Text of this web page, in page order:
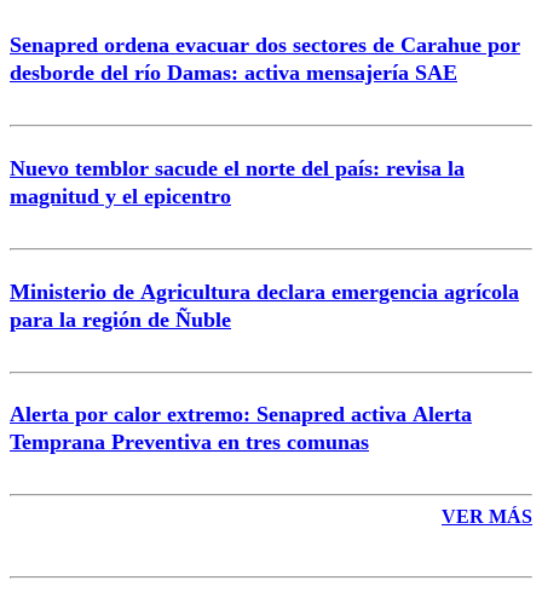
Correo
Senapred ordena evacuar dos sectores de Carahue por
desborde del río Damas: activa mensajería SAE
Nuevo temblor sacude el norte del país: revisa la
magnitud y el epicentro
Ministerio de Agricultura declara emergencia agrícola
para la región de Ñuble
Alerta por calor extremo: Senapred activa Alerta
Temprana Preventiva en tres comunas
VER MÁS